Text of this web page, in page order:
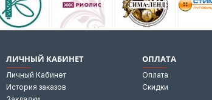
ЛИЧНЫЙ КАБИНЕТ
Личный Кабинет
История заказов
ОПЛАТА
Оплата
Скидки